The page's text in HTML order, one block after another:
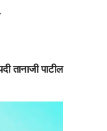
तानाजी पाटील